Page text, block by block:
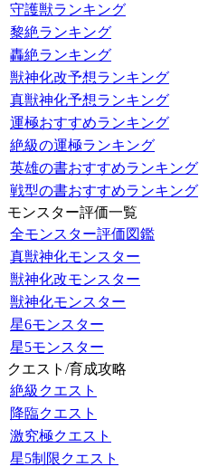
守護獣ランキング
黎絶ランキング
轟絶ランキング
獣神化改予想ランキング
真獣神化予想ランキング
運極おすすめランキング
絶級の運極ランキング
英雄の書おすすめランキング
戦型の書おすすめランキング
モンスター評価一覧
全モンスター評価図鑑
真獣神化モンスター
獣神化改モンスター
獣神化モンスター
星6モンスター
星5モンスター
クエスト/育成攻略
絶級クエスト
降臨クエスト
激究極クエスト
星5制限クエスト